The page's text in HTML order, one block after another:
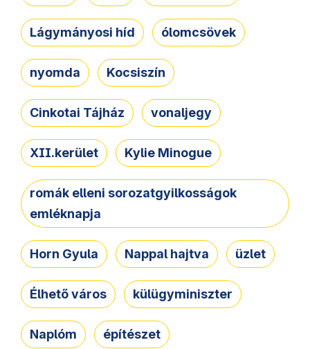
Lágymányosi híd ólomcsövek
nyomda Kocsiszín
Cinkotai Tájház vonaljegy
XII.kerület Kylie Minogue
romák elleni sorozatgyilkosságok
emléknapja
Horn Gyula Nappal hajtva üzlet
Élhető város külügyminiszter
Naplóm építészet